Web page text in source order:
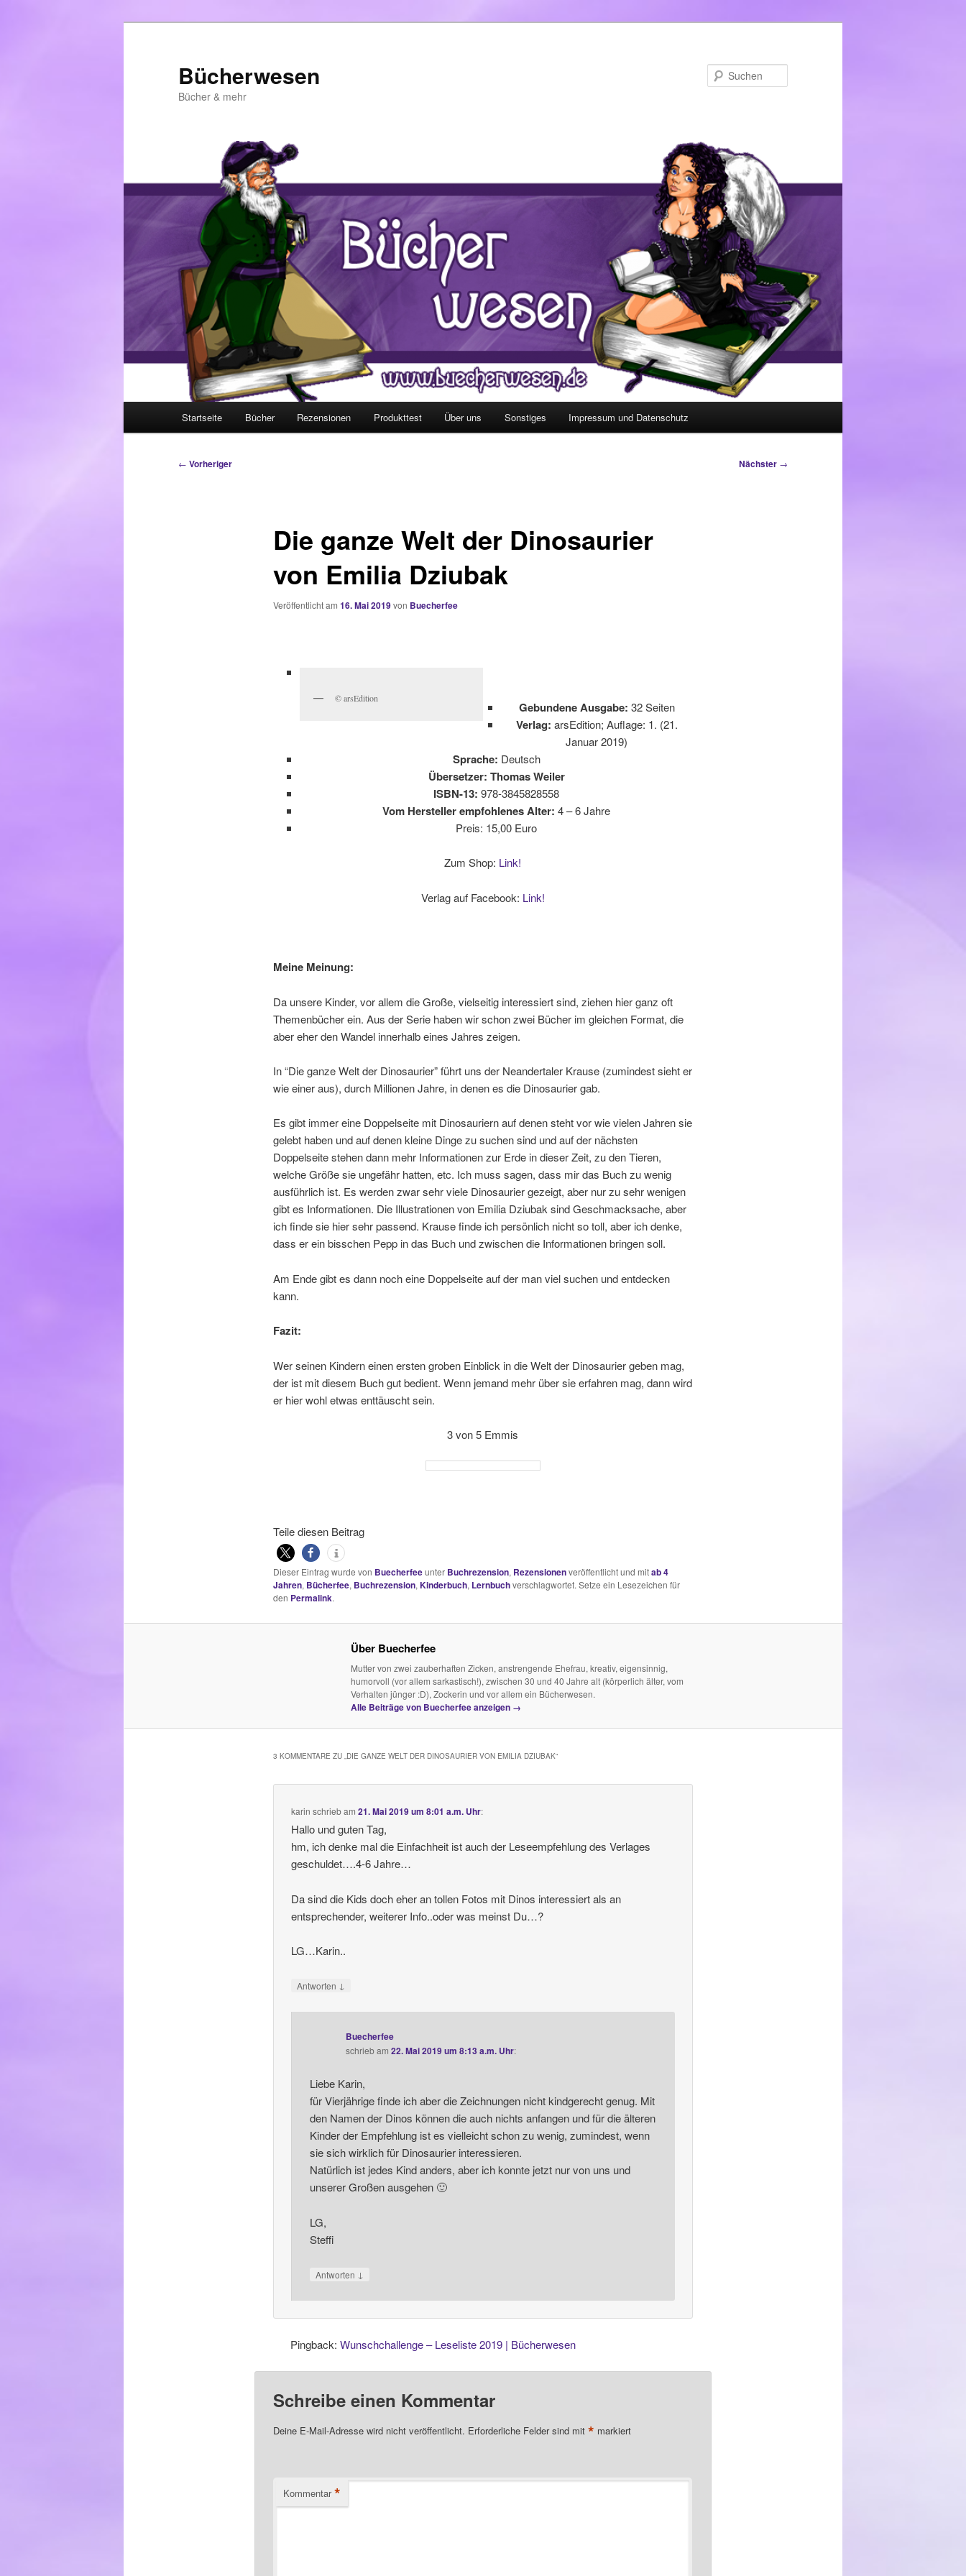
Bücherwesen
Bücher & mehr
Startseite Bücher Rezensionen Produkttest Über uns Sonstiges Impressum und Datenschutz
Beitragsnavigation
← Vorheriger Nächster →
Die ganze Welt der Dinosaurier
von Emilia Dziubak
Veröffentlicht am 16. Mai 2019von Buecherfee
© arsEdition
Gebundene Ausgabe: 32 Seiten
Verlag: arsEdition; Auflage: 1. (21.
Januar 2019)
Sprache: Deutsch
Übersetzer: Thomas Weiler
ISBN-13: 978-3845828558
Vom Hersteller empfohlenes Alter: 4 – 6 Jahre
Preis: 15,00 Euro
Zum Shop: Link!
Verlag auf Facebook: Link!
Meine Meinung:
Da unsere Kinder, vor allem die Große, vielseitig interessiert sind, ziehen hier ganz oft
Themenbücher ein. Aus der Serie haben wir schon zwei Bücher im gleichen Format, die
aber eher den Wandel innerhalb eines Jahres zeigen.
In “Die ganze Welt der Dinosaurier” führt uns der Neandertaler Krause (zumindest sieht er
wie einer aus), durch Millionen Jahre, in denen es die Dinosaurier gab.
Es gibt immer eine Doppelseite mit Dinosauriern auf denen steht vor wie vielen Jahren sie
gelebt haben und auf denen kleine Dinge zu suchen sind und auf der nächsten
Doppelseite stehen dann mehr Informationen zur Erde in dieser Zeit, zu den Tieren,
welche Größe sie ungefähr hatten, etc. Ich muss sagen, dass mir das Buch zu wenig
ausführlich ist. Es werden zwar sehr viele Dinosaurier gezeigt, aber nur zu sehr wenigen
gibt es Informationen. Die Illustrationen von Emilia Dziubak sind Geschmacksache, aber
ich finde sie hier sehr passend. Krause finde ich persönlich nicht so toll, aber ich denke,
dass er ein bisschen Pepp in das Buch und zwischen die Informationen bringen soll.
Am Ende gibt es dann noch eine Doppelseite auf der man viel suchen und entdecken
kann.
Fazit:
Wer seinen Kindern einen ersten groben Einblick in die Welt der Dinosaurier geben mag,
der ist mit diesem Buch gut bedient. Wenn jemand mehr über sie erfahren mag, dann wird
er hier wohl etwas enttäuscht sein.
3 von 5 Emmis
Teile diesen Beitrag
Dieser Eintrag wurde von Buecherfeeunter Buchrezension, Rezensionenveröffentlicht und mitab 4
Jahren, Bücherfee, Buchrezension, Kinderbuch, Lernbuchverschlagwortet. Setze ein Lesezeichen für
den Permalink.
Über Buecherfee
Mutter von zwei zauberhaften Zicken, anstrengende Ehefrau, kreativ, eigensinnig,
humorvoll (vor allem sarkastisch!), zwischen 30 und 40 Jahre alt (körperlich älter, vom
Verhalten jünger :D), Zockerin und vor allem ein Bücherwesen.
Alle Beiträge von Buecherfee anzeigen →
3 KOMMENTARE ZU „DIE GANZE WELT DER DINOSAURIER VON EMILIA DZIUBAK“
karin schriebam21. Mai 2019 um 8:01 a.m. Uhr:
Hallo und guten Tag,
hm, ich denke mal die Einfachheit ist auch der Leseempfehlung des Verlages
geschuldet….4-6 Jahre…
Da sind die Kids doch eher an tollen Fotos mit Dinos interessiert als an
entsprechender, weiterer Info..oder was meinst Du…?
LG…Karin..
Antworten ↓
Buecherfee
schriebam 22. Mai 2019 um 8:13 a.m. Uhr:
Liebe Karin,
für Vierjährige finde ich aber die Zeichnungen nicht kindgerecht genug. Mit
den Namen der Dinos können die auch nichts anfangen und für die älteren
Kinder der Empfehlung ist es vielleicht schon zu wenig, zumindest, wenn
sie sich wirklich für Dinosaurier interessieren.
Natürlich ist jedes Kind anders, aber ich konnte jetzt nur von uns und
unserer Großen ausgehen 🙂
LG,
Steffi
Antworten ↓
Pingback:Wunschchallenge – Leseliste 2019 | Bücherwesen
Schreibe einen Kommentar
Deine E-Mail-Adresse wird nicht veröffentlicht. Erforderliche Felder sind mit * markiert
Kommentar *